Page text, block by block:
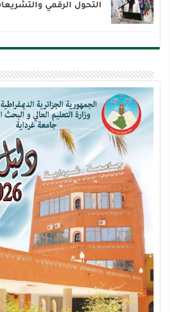
التحول الرقمي